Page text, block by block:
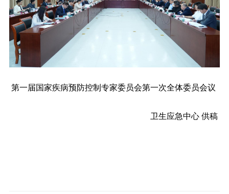
第一届国家疾病预防控制专家委员会第一次全体委员会议
卫生应急中心 供稿